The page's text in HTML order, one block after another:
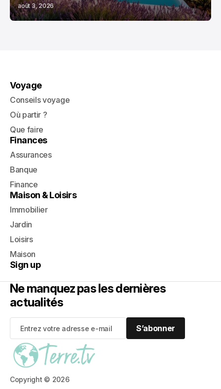
août 3, 2026
Copyright © 2026
Voyage
Conseils voyage
Où partir ?
Que faire
Finances
Assurances
Banque
Finance
Maison & Loisirs
Immobilier
Jardin
Loisirs
Maison
Sign up
Ne manquez pas les dernières
actualités
S’abonner
S’abonner